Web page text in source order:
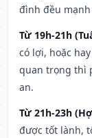
đình đều mạnh
Từ 19h-21h
có lợi, hoặc
quan trọng thì
an.
Từ 21h-23h
được tốt lành,